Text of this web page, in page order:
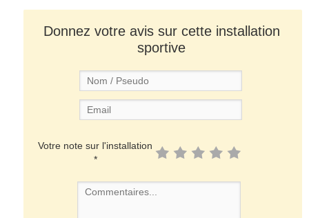
Donnez votre avis sur cette installation
sportive
Votre note sur l'installation
*